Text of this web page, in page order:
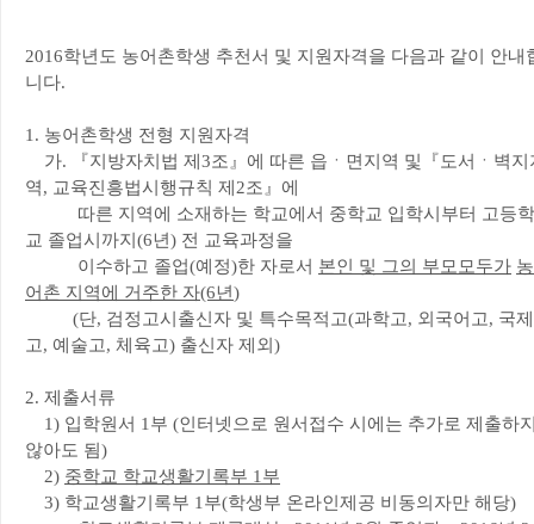
2016학년도 농어촌학생 추천서 및 지원자격을 다음과 같이 안내
니다.
1. 농어촌학생 전형 지원자격
가. 『지방자치법 제3조』에 따른 읍ㆍ면지역 및『도서ㆍ벽지
역, 교육진흥법시행규칙 제2조』에
따른 지역에 소재하는 학교에서 중학교 입학시부터 고등학
교 졸업시까지(6년) 전 교육과정을
이수하고 졸업(예정)한 자로서 본인 및 그의 부모모두가 농
어촌 지역에 거주한 자(6년)
(단, 검정고시출신자 및 특수목적고(과학고, 외국어고, 국제
고, 예술고, 체육고) 출신자 제외)
2. 제출서류
1) 입학원서 1부 (인터넷으로 원서접수 시에는 추가로 제출하
않아도 됨)
2) 중학교 학교생활기록부 1 부
3) 학교생활기록부 1부(학생부 온라인제공 비동의자만 해당)